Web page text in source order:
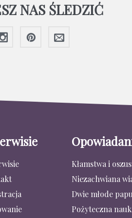
NAS ŚLEDZIĆ
Kłamstwa i
Niezachwiana
Dwie młode
Pożyteczna